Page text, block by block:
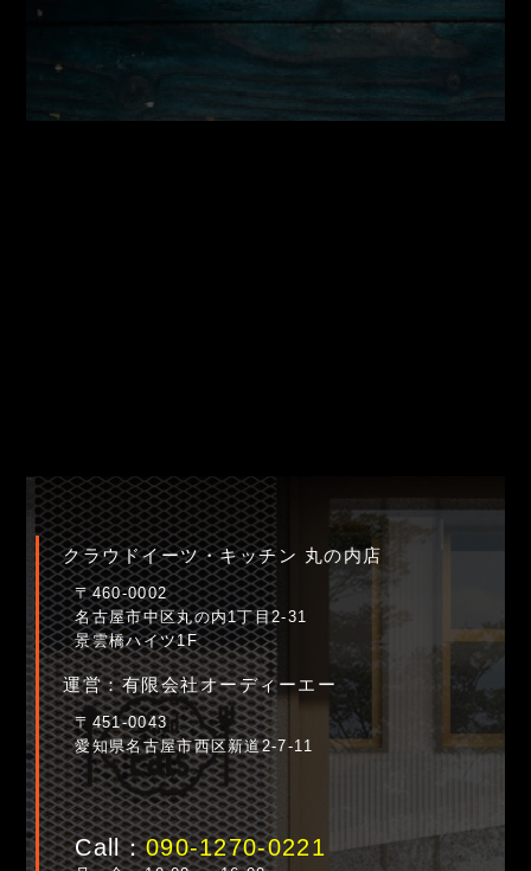
クラウドイーツ・キッチン 丸の内店
〒460-0002
名古屋市中区丸の内1丁目2-31
景雲橋ハイツ1F
運営：有限会社オーディーエー
〒451-0043
愛知県名古屋市西区新道2-7-11
Call：090-1270-0221